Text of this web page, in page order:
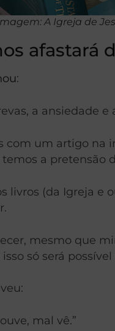
A Igreja de
afastará
:
a ansiedade
com um artigo na
a
livros (da Igreja
mesmo que
só será
mal vê.”